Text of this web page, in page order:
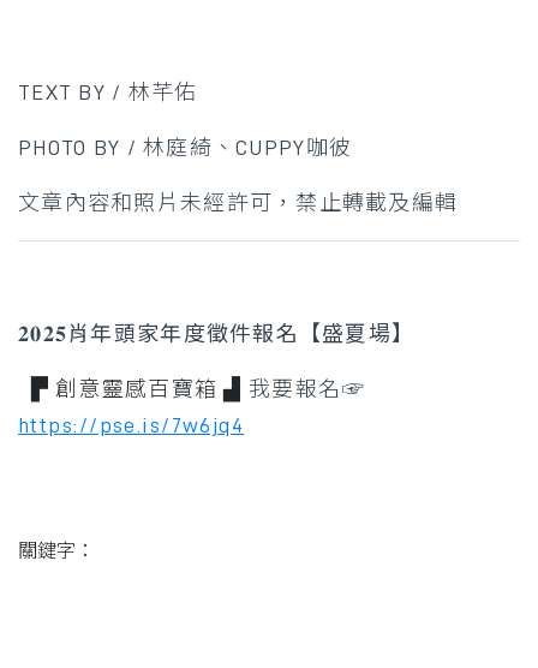
TEXT BY / 林芊佑
PHOTO BY / 林庭綺、CUPPY咖彼
文章內容和照片未經許可，禁止轉載及編輯
𝟐𝟎𝟐𝟓肖年頭家年度徵件報名【盛夏場】
​ ​ ▛ 創意靈感百寶箱 ▟ 我要報名☞
https://pse.is/7w6jq4
關鍵字：